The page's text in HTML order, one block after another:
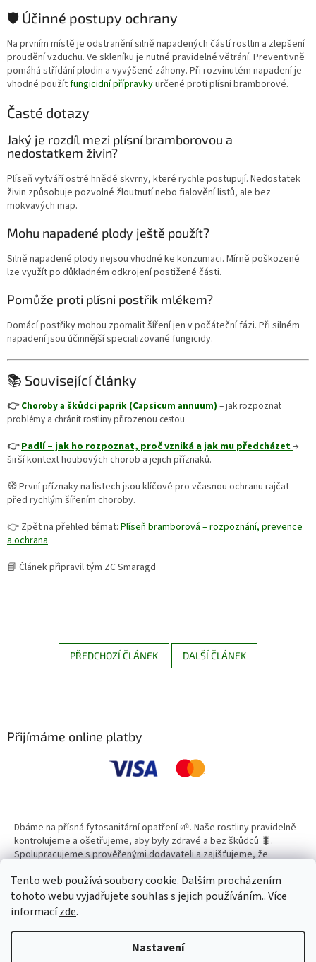
Tento web používá soubory cookie. Dalším procházením
tohoto webu vyjadřujete souhlas s jejich používáním.. Více
informacízde.
Nastavení
🛡️ Účinné postupy ochrany
Na prvním místě je odstranění silně napadených částí rostlin a zlepšení
proudění vzduchu. Ve skleníku je nutné pravidelné větrání. Preventivně
pomáhá střídání plodin a vyvýšené záhony. Při rozvinutém napadení je
vhodné použítfungicidní přípravkyurčené proti plísni bramborové.
Časté dotazy
Jaký je rozdíl mezi plísní bramborovou a
nedostatkem živin?
Plíseň vytváří ostré hnědé skvrny, které rychle postupují. Nedostatek
živin způsobuje pozvolné žloutnutí nebo fialovění listů, ale bez
mokvavých map.
Mohu napadené plody ještě použít?
Silně napadené plody nejsou vhodné ke konzumaci. Mírně poškozené
lze využít po důkladném odkrojení postižené části.
Pomůže proti plísni postřik mlékem?
Domácí postřiky mohou zpomalit šíření jen v počáteční fázi. Při silném
napadení jsou účinnější specializované fungicidy.
📚 Související články
👉Choroby a škůdci paprik (Capsicum annuum) – jak rozpoznat
problémy a chránit rostliny přirozenou cestou
👉Padlí – jak ho rozpoznat, proč vzniká a jak mu předcházet→
širší kontext houbových chorob a jejich příznaků.
🧭 První příznaky na listech jsou klíčové pro včasnou ochranu rajčat
před rychlým šířením choroby.
👉 Zpět na přehled témat: Plíseň bramborová – rozpoznání, prevence
a ochrana
📘 Článek připravil tým ZC Smaragd
PŘEDCHOZÍ ČLÁNEK DALŠÍ ČLÁNEK
Přijímáme online platby
Dbáme na přísná fytosanitární opatření 🌱. Naše rostliny pravidelně
kontrolujeme a ošetřujeme, aby byly zdravé a bez škůdců 🐛.
Spolupracujeme s prověřenými dodavateli a zajišťujeme, že